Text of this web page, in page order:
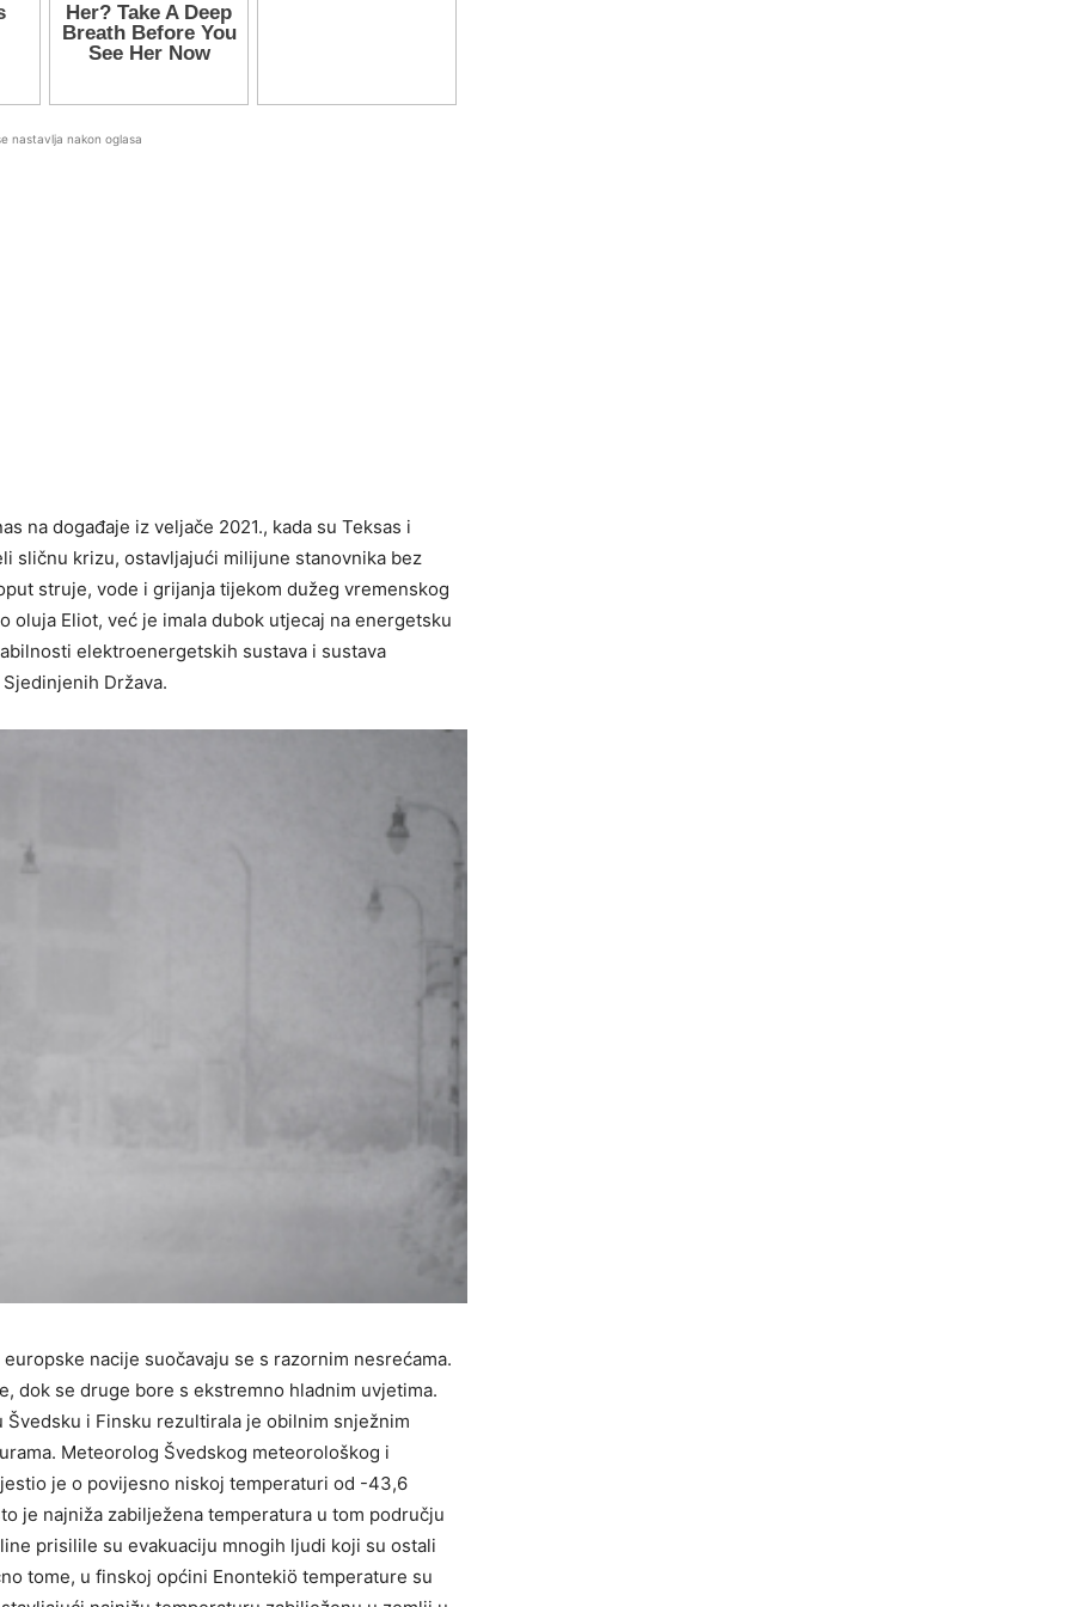
nastavlja nakon oglasa
na događaje iz veljače 2021., kada su Teksas i
sličnu krizu, ostavljajući milijune stanovnika bez
struje, vode i grijanja tijekom dužeg vremenskog
oluja Eliot, već je imala dubok utjecaj na energetsku
elektroenergetskih sustava i sustava
Država.
nacije suočavaju se s razornim nesrećama.
dok se druge bore s ekstremno hladnim uvjetima.
i Finsku rezultirala je obilnim snježnim
Meteorolog Švedskog meteorološkog i
je o povijesno niskoj temperaturi od -43,6
je najniža zabilježena temperatura u tom području
prisilile su evakuaciju mnogih ljudi koji su ostali
tome, u finskoj općini Enontekiö temperature su